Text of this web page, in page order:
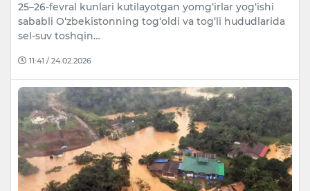
25–26-fevral kunlari kutilayotgan yomg‘irlar yog‘ishi
sababli O‘zbekistonning tog‘oldi va tog‘li hududlarida
sel-suv toshqin…
11:41 / 24.02.2026